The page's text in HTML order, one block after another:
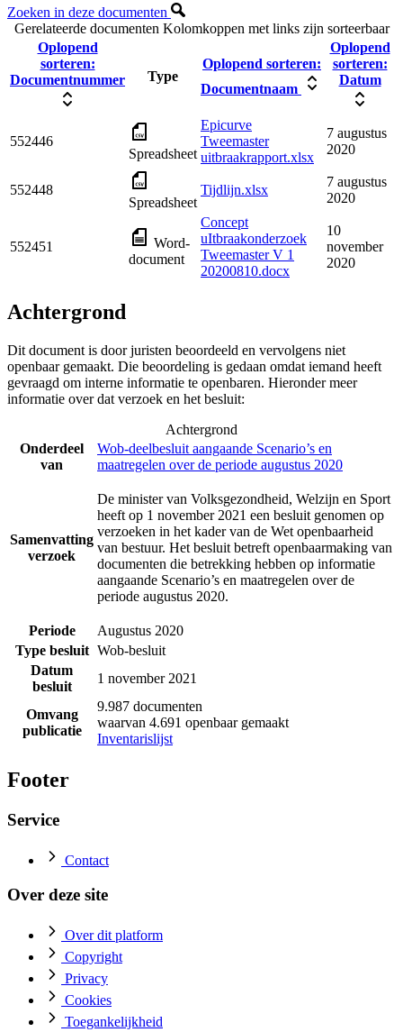
Zoeken in deze documenten
Gerelateerde documenten Kolomkoppen met links zijn sorteerbaar
Oplopend
sorteren:
Documentnummer
Type
Oplopend sorteren:
Documentnaam
Oplopend
sorteren:
Datum
552446
Spreadsheet
Epicurve
Tweemaster
uitbraakrapport.xlsx
7 augustus
2020
552448
Spreadsheet
Tijdlijn.xlsx
7 augustus
2020
552451
Word-
document
Concept
uItbraakonderzoek
Tweemaster V 1
20200810.docx
10
november
2020
Achtergrond
Dit document is door juristen beoordeeld en vervolgens niet
openbaar gemaakt. Die beoordeling is gedaan omdat iemand heeft
gevraagd om interne informatie te openbaren. Hieronder meer
informatie over dat verzoek en het besluit:
Achtergrond
Onderdeel
van
Wob-deelbesluit aangaande Scenario’s en
maatregelen over de periode augustus 2020
Samenvatting
verzoek
De minister van Volksgezondheid, Welzijn en Sport
heeft op 1 november 2021 een besluit genomen op
verzoeken in het kader van de Wet openbaarheid
van bestuur. Het besluit betreft openbaarmaking van
documenten die betrekking hebben op informatie
aangaande Scenario’s en maatregelen over de
periode augustus 2020.
Periode
Augustus 2020
Type besluit Wob-besluit
Datum
besluit
1 november 2021
Omvang
publicatie
9.987 documenten
waarvan 4.691 openbaar gemaakt
Inventarislijst
Footer
Service
Contact
Over deze site
Over dit platform
Copyright
Privacy
Cookies
Toegankelijkheid